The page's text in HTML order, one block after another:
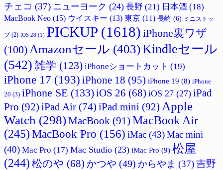
チェコ (37) ニューヨーク (24) 長野 (21) 日本酒 (18)
MacBook Neo (15) ウイスキー (13) 東京 (11) 長崎 (6) ミニストッ
プ(2) iOS 28 (1) PICKUP (1618) iPhone裏ワザ
(100)Amazonセール (403)Kindleセール
(542) 雑学 (123) iPhoneショートカット (19)
iPhone 17 (193) iPhone 18 (95) iPhone 19 (8) iPhone
20 (3) iPhone SE (133)iOS 26 (68) iOS 27 (27) iPad
Pro (92) iPad Air (74) iPad mini (92) Apple
Watch (298)MacBook (91) MacBook Air
(245) MacBook Pro (156) iMac (43)Mac mini
(40) Mac Pro (17) Mac Studio (23) iMac Pro (9) 松屋
(244) 松のや (68) かつや (49) からやま (37)吉野